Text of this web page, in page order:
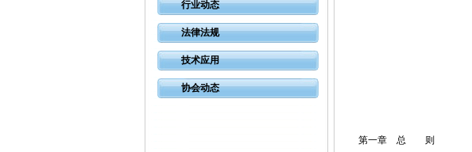
行业动态
法律法规
技术应用
协会动态
第一章 总 则